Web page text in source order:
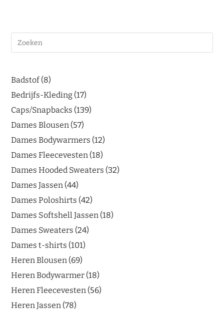
Badstof 8
Bedrijfs-Kleding 17
Caps/Snapbacks 139
Dames Blousen 57
Dames Bodywarmers 12
Dames Fleecevesten 18
Dames Hooded Sweaters 32
Dames Jassen 44
Dames Poloshirts 42
Dames Softshell Jassen 18
Dames Sweaters 24
Dames t-shirts 101
Heren Blousen 69
Heren Bodywarmer 18
Heren Fleecevesten 56
Heren Jassen 78